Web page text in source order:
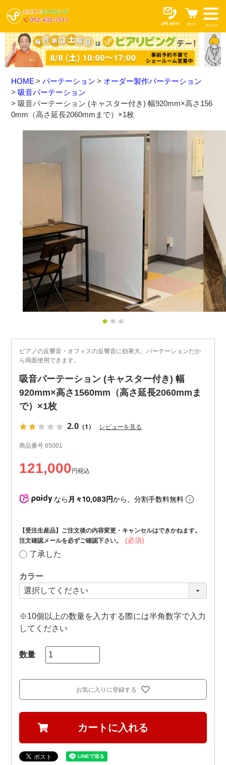
お問い合わせ カート メニュー
HOME パーテーション
オーダー製作パーテーション
吸音パーテーション
吸音パーテーション (キャスター付き) 幅920mm×高さ156
0mm（高さ延長2060mmまで）×1枚
ピアノの反響音・オフィスの反響音に効果大。パーテーションだか
ら両面使用できます。
吸音パーテーション (キャスター付き) 幅
920mm×高さ1560mm（高さ延長2060mmま
で）×1枚
2.0 （1） レビューを見る
商品番号 65001
121,000 税込
なら 月々10,083円から。分割手数料無料
【受注生産品】ご注文後の内容変更・キャンセルはできかねます。
注文確認メールを必ずご確認下さい。
(必須)
了承した
カラー
※10個以上の数量を入力する際には半角数字で入力
してください
お気に入りに登録する
カートに入れる